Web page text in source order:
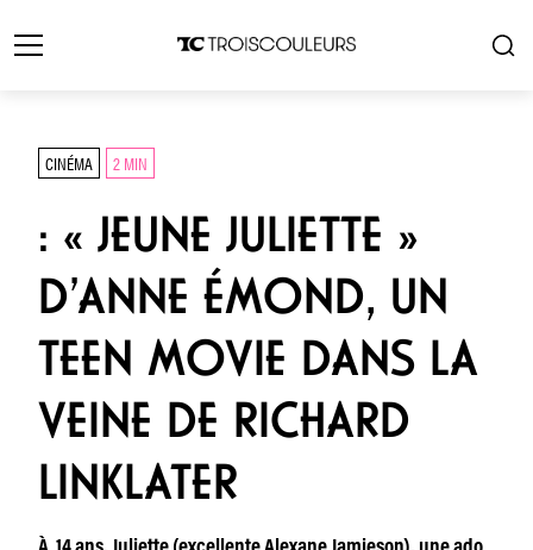
CINÉMA 2 MIN
: « JEUNE JULIETTE »
D’ANNE ÉMOND, UN
TEEN MOVIE DANS LA
VEINE DE RICHARD
LINKLATER